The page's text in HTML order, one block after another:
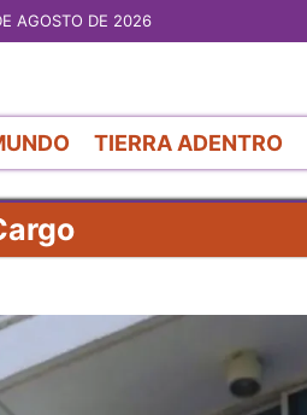
AGOSTO DE 2026
TIERRA ADENTRO